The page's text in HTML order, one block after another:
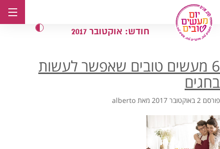
לתוכן
חודש: אוקטובר 2017
6 מעשים טובים שאפשר לעשות
בחגים
פורסם 2 באוקטובר 2017 מאת alberto